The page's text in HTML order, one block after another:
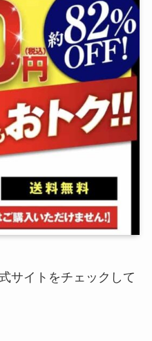
サイトをチェックして